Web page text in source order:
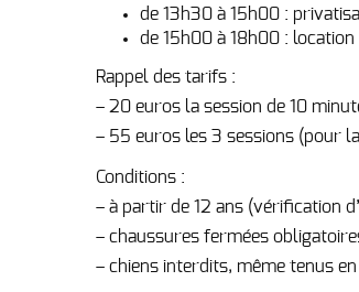
de 13h30 à 15h00 :
de 15h00 à 18h00 :
Rappel des tarifs :
– 20 euros la session de 10
– 55 euros les 3 sessions (pour
Conditions :
– à partir de 12 ans (vérification
– chaussures fermées
– chiens interdits, même tenus